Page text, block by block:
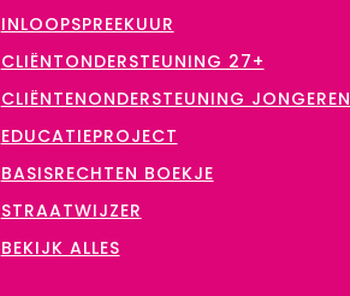
INLOOPSPREEKUUR
CLIËNTONDERSTEUNING 27+
CLIËNTENONDERSTEUNING JONGEREN
EDUCATIEPROJECT
BASISRECHTEN BOEKJE
STRAATWIJZER
BEKIJK ALLES